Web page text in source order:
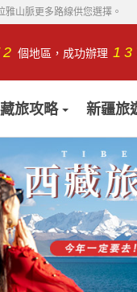
雅山脈更多路線供您選擇。
個地區，成功辦理
旅攻略 新疆旅